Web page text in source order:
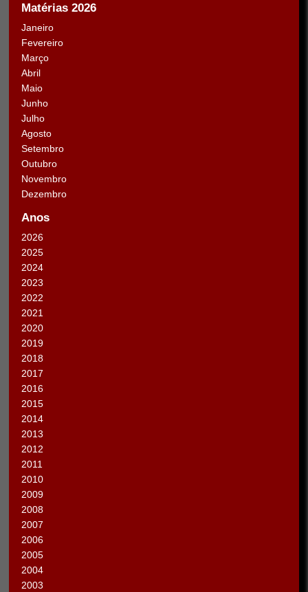
Matérias 2026
Janeiro
Fevereiro
Março
Abril
Maio
Junho
Julho
Agosto
Setembro
Outubro
Novembro
Dezembro
Anos
2026
2025
2024
2023
2022
2021
2020
2019
2018
2017
2016
2015
2014
2013
2012
2011
2010
2009
2008
2007
2006
2005
2004
2003